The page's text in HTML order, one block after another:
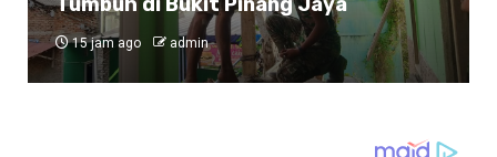
15 jam ago admin